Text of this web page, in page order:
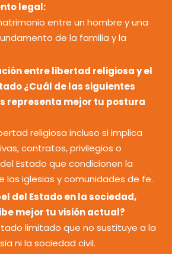
legal:
entre un hombre y una
de la familia y la
entre libertad religiosa y el
¿Cuál de las siguientes
representa mejor tu postura
religiosa incluso si implica
contratos, privilegios o
Estado que condicionen la
las iglesias y comunidades de fe.
del Estado en la sociedad,
mejor tu visión actual?
limitado que no sustituye a la
ni la sociedad civil.